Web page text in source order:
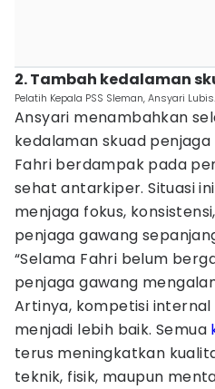
2. Tambah kedalaman
Pelatih Kepala PSS Sleman, Ansyari
Ansyari menambahkan
kedalaman skuad
Fahri berdampak pada
sehat antarkiper. Situasi
menjaga fokus,
penjaga gawang
“Selama Fahri belum
penjaga gawang
Artinya, kompetisi
menjadi lebih baik. Semua
terus meningkatkan
teknik, fisik, maupun